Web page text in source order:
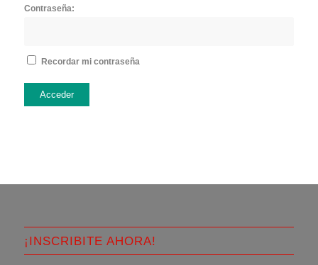
Contraseña:
Recordar mi contraseña
Acceder
¡INSCRIBITE AHORA!